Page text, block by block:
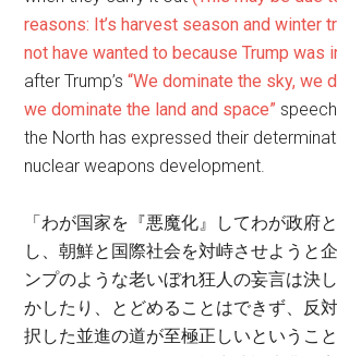
reasons: It’s harvest season and winter
not have wanted to because Trump was
after Trump’s“We dominate the sky, we
we dominate the land and space”
the North has expressed their
nuclear weapons development.
「わが国家を『悪魔化』してわが政府
し、朝鮮と国際社会を対峙させようと
ンプのような老いぼれ狂人の妄言は決
かしたり、とどめることはできず、反
択した並進の道が至極正しいというこ